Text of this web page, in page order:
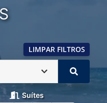
LIMPAR FILTROS
Suítes